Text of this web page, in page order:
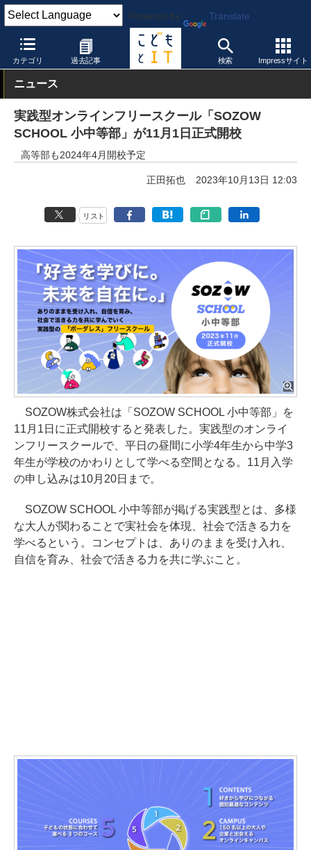
Powered by Translate
カテゴリ 過去記事 検索 Impressサイト
こどもとIT 校種 小学校
ニュース
実践型オンラインフリースクール「SOZOW
SCHOOL 小中等部」が11月1日正式開校
高等部も2024年4月開校予定
正田拓也 2023年10月13日 12:03
リスト
SOZOW株式会社は「SOZOW SCHOOL 小中等部」を
11月1日に正式開校すると発表した。実践型のオンライ
ンフリースクールで、平日の昼間に小学4年生から中学3
年生が学校のかわりとして学べる空間となる。11月入学
の申し込みは10月20日まで。
SOZOW SCHOOL 小中等部が掲げる実践型とは、多様
な大人が関わることで実社会を体現、社会で活きる力を
学べるという。コンセプトは、ありのままを受け入れ、
自信を育み、社会で活きる力を共に学ぶこと。